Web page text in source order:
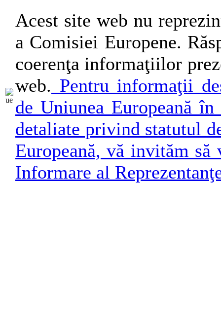
Acest site web nu
a Comisiei Europene.
coerenţa informaţiilor
web. Pentru informaţii
de Uniunea Europeană
detaliate privind statutul
Europeană, vă invităm
Informare al